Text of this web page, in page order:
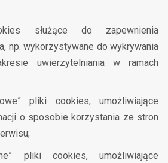
służące do zapewnienia
np. wykorzystywane do wykrywania
uwierzytelniania w ramach
pliki cookies, umożliwiające
o sposobie korzystania ze stron
pliki cookies, umożliwiające